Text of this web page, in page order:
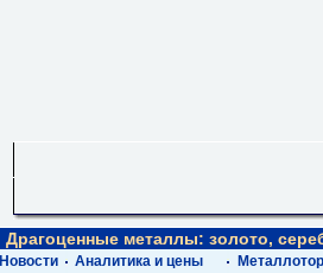
Драгоценные металлы: золото,
Новости Аналитика и цены